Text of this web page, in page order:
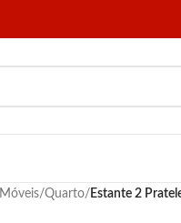
Móveis/Quarto/ Estante 2